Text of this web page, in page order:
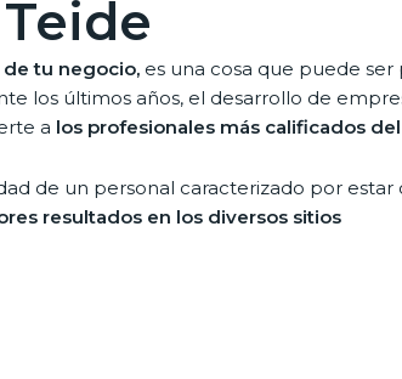
tu negocio, es una cosa que puede
los últimos años, el desarrollo de
a los profesionales más calificados
de un personal caracterizado por
resultados en los diversos sitios